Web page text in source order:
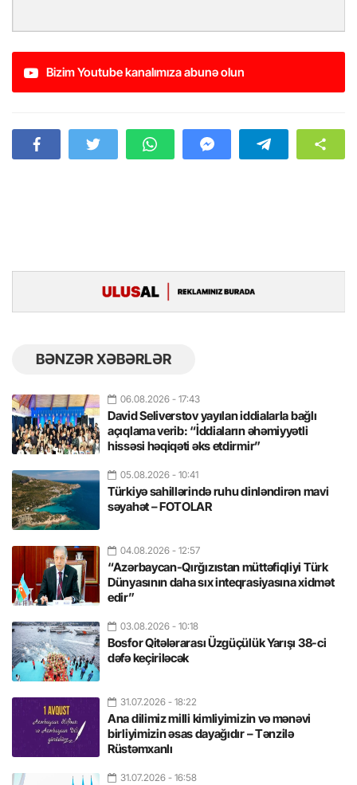
Bizim Youtube kanalımıza abunə olun
BƏNZƏR XƏBƏRLƏR
06.08.2026 - 17:43
David Seliverstov yayılan iddialarla bağlı
açıqlama verib: “İddiaların əhəmiyyətli
hissəsi həqiqəti əks etdirmir”
05.08.2026 - 10:41
Türkiyə sahillərində ruhu dinləndirən mavi
səyahət – FOTOLAR
04.08.2026 - 12:57
“Azərbaycan-Qırğızıstan müttəfiqliyi Türk
Dünyasının daha sıx inteqrasiyasına xidmət
edir”
03.08.2026 - 10:18
Bosfor Qitələrarası Üzgüçülük Yarışı 38-ci
dəfə keçiriləcək
31.07.2026 - 18:22
Ana dilimiz milli kimliyimizin və mənəvi
birliyimizin əsas dayağıdır – Tənzilə
Rüstəmxanlı
31.07.2026 - 16:58